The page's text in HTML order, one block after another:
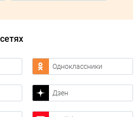
Одноклассники
Дзен